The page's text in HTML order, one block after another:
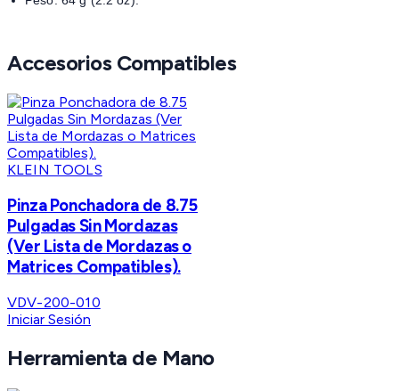
Accesorios Compatibles
KLEIN TOOLS
Pinza Ponchadora de 8.75
Pulgadas Sin Mordazas
(Ver Lista de Mordazas o
Matrices Compatibles).
VDV-200-010
Iniciar Sesión
Herramienta de Mano